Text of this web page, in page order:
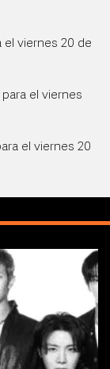
el viernes 20 de
el viernes
el viernes 20